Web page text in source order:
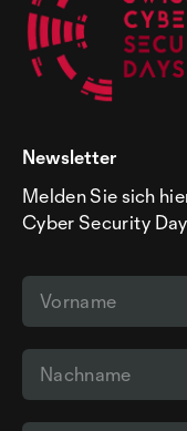
Newsletter
Melden Sie sich
Cyber Security